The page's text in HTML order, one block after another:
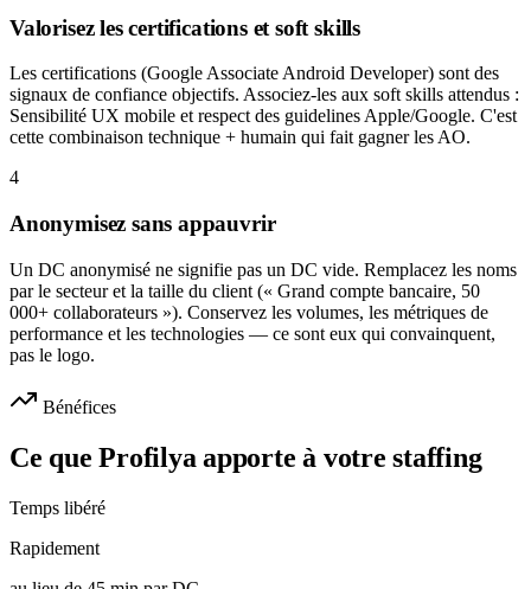
Valorisez les certifications et soft skills
Les certifications (Google Associate Android Developer) sont des
signaux de confiance objectifs. Associez-les aux soft skills attendus :
Sensibilité UX mobile et respect des guidelines Apple/Google. C'est
cette combinaison technique + humain qui fait gagner les AO.
4
Anonymisez sans appauvrir
Un DC anonymisé ne signifie pas un DC vide. Remplacez les noms
par le secteur et la taille du client (« Grand compte bancaire, 50
000+ collaborateurs »). Conservez les volumes, les métriques de
performance et les technologies — ce sont eux qui convainquent,
pas le logo.
Bénéfices
Ce que Profilya apporte à votre staffing
Temps libéré
Rapidement